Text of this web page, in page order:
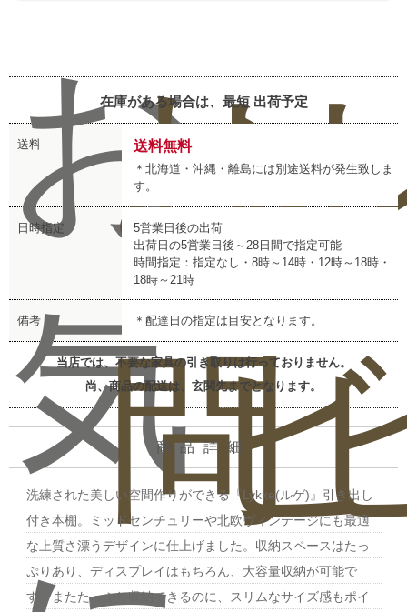
お
気
お
問
レ
ビ
在庫がある場合は、最短 出荷予定
送料 送料無料
＊北海道・沖縄・離島には別途送料が発生致しま
す。
日時指定
5営業日後の出荷
出荷日の5営業日後～28日間で指定可能
時間指定：指定なし・8時～14時・12時～18時・
18時～21時
備考 ＊配達日の指定は目安となります。
当店では、不要な家具の引き取りは行っておりません。
尚、商品の配送は、玄関先までとなります。
商品詳細
洗練された美しい空間作りができる『Lykke(ルゲ)』引き出し
付き本棚。ミッドセンチュリーや北欧ヴィンテージにも最適
な上質さ漂うデザインに仕上げました。収納スペースはたっ
ぷりあり、ディスプレイはもちろん、大容量収納が可能で
す。またたっぷり収納できるのに、スリムなサイズ感もポイ